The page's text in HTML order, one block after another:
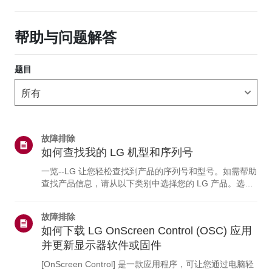
帮助与问题解答
题目
故障排除
如何查找我的 LG 机型和序列号
一览--LG 让您轻松查找到产品的序列号和型号。如需帮助
查找产品信息，请从以下类别中选择您的 LG 产品。选择
号可在以下位置找到：• 设备背面• 您也可以在电视上查看
详细信息：点击“主页”按钮 > 选择“设置”（或“配置”） >选
择“支持菜单” > 突出显示“产品/服务信息” >“请按‘确定’按
到：DVD 或蓝光播...
故障排除
如何下载 LG OnScreen Control (OSC) 应用
并更新显示器软件或固件
[OnScreen Control] 是一款应用程序，可让您通过电脑轻